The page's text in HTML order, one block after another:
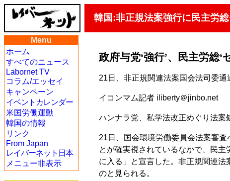
韓国:非正規法案強行に民主労
Menu
ホーム
すべてのニュース
Labornet TV
コラム/エッセイ
キャンペーン
イベントカレンダー
米国労働運動
韓国の情報
リンク
From Japan
レイバーネット日本
メニュー非表示
政府与党‘強行’、民主労総‘
21日、非正規関連法案国会法司委通
イコンマム記者 iliberty＠jinbo.net
ハンナラ党、私学法改正めぐり法案
21日、国会環境労働委員会法案審
とが確実視されているなかで、民
に入る」と宣言した。非正規関連
のと見られる。